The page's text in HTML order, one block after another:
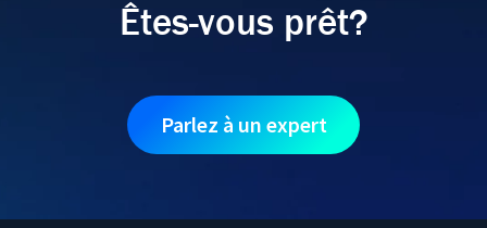
Êtes-vous prêt?
Parlez à un expert